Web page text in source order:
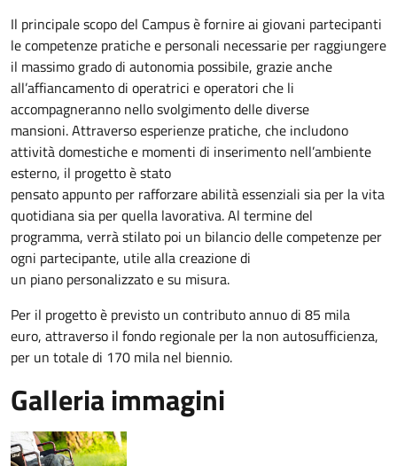
Il principale scopo del Campus è fornire ai giovani partecipanti
le competenze pratiche e personali necessarie per raggiungere
il massimo grado di autonomia possibile, grazie anche
all’affiancamento di operatrici e operatori che li
accompagneranno nello svolgimento delle diverse
mansioni. Attraverso esperienze pratiche, che includono
attività domestiche e momenti di inserimento nell’ambiente
esterno, il progetto è stato
pensato appunto per rafforzare abilità essenziali sia per la vita
quotidiana sia per quella lavorativa. Al termine del
programma, verrà stilato poi un bilancio delle competenze per
ogni partecipante, utile alla creazione di
un piano personalizzato e su misura.
Per il progetto è previsto un contributo annuo di 85 mila
euro, attraverso il fondo regionale per la non autosufficienza,
per un totale di 170 mila nel biennio.
Galleria immagini